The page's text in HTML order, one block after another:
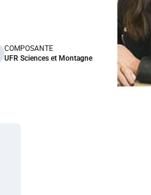
COMPOSANTE
UFR Sciences et Montagne